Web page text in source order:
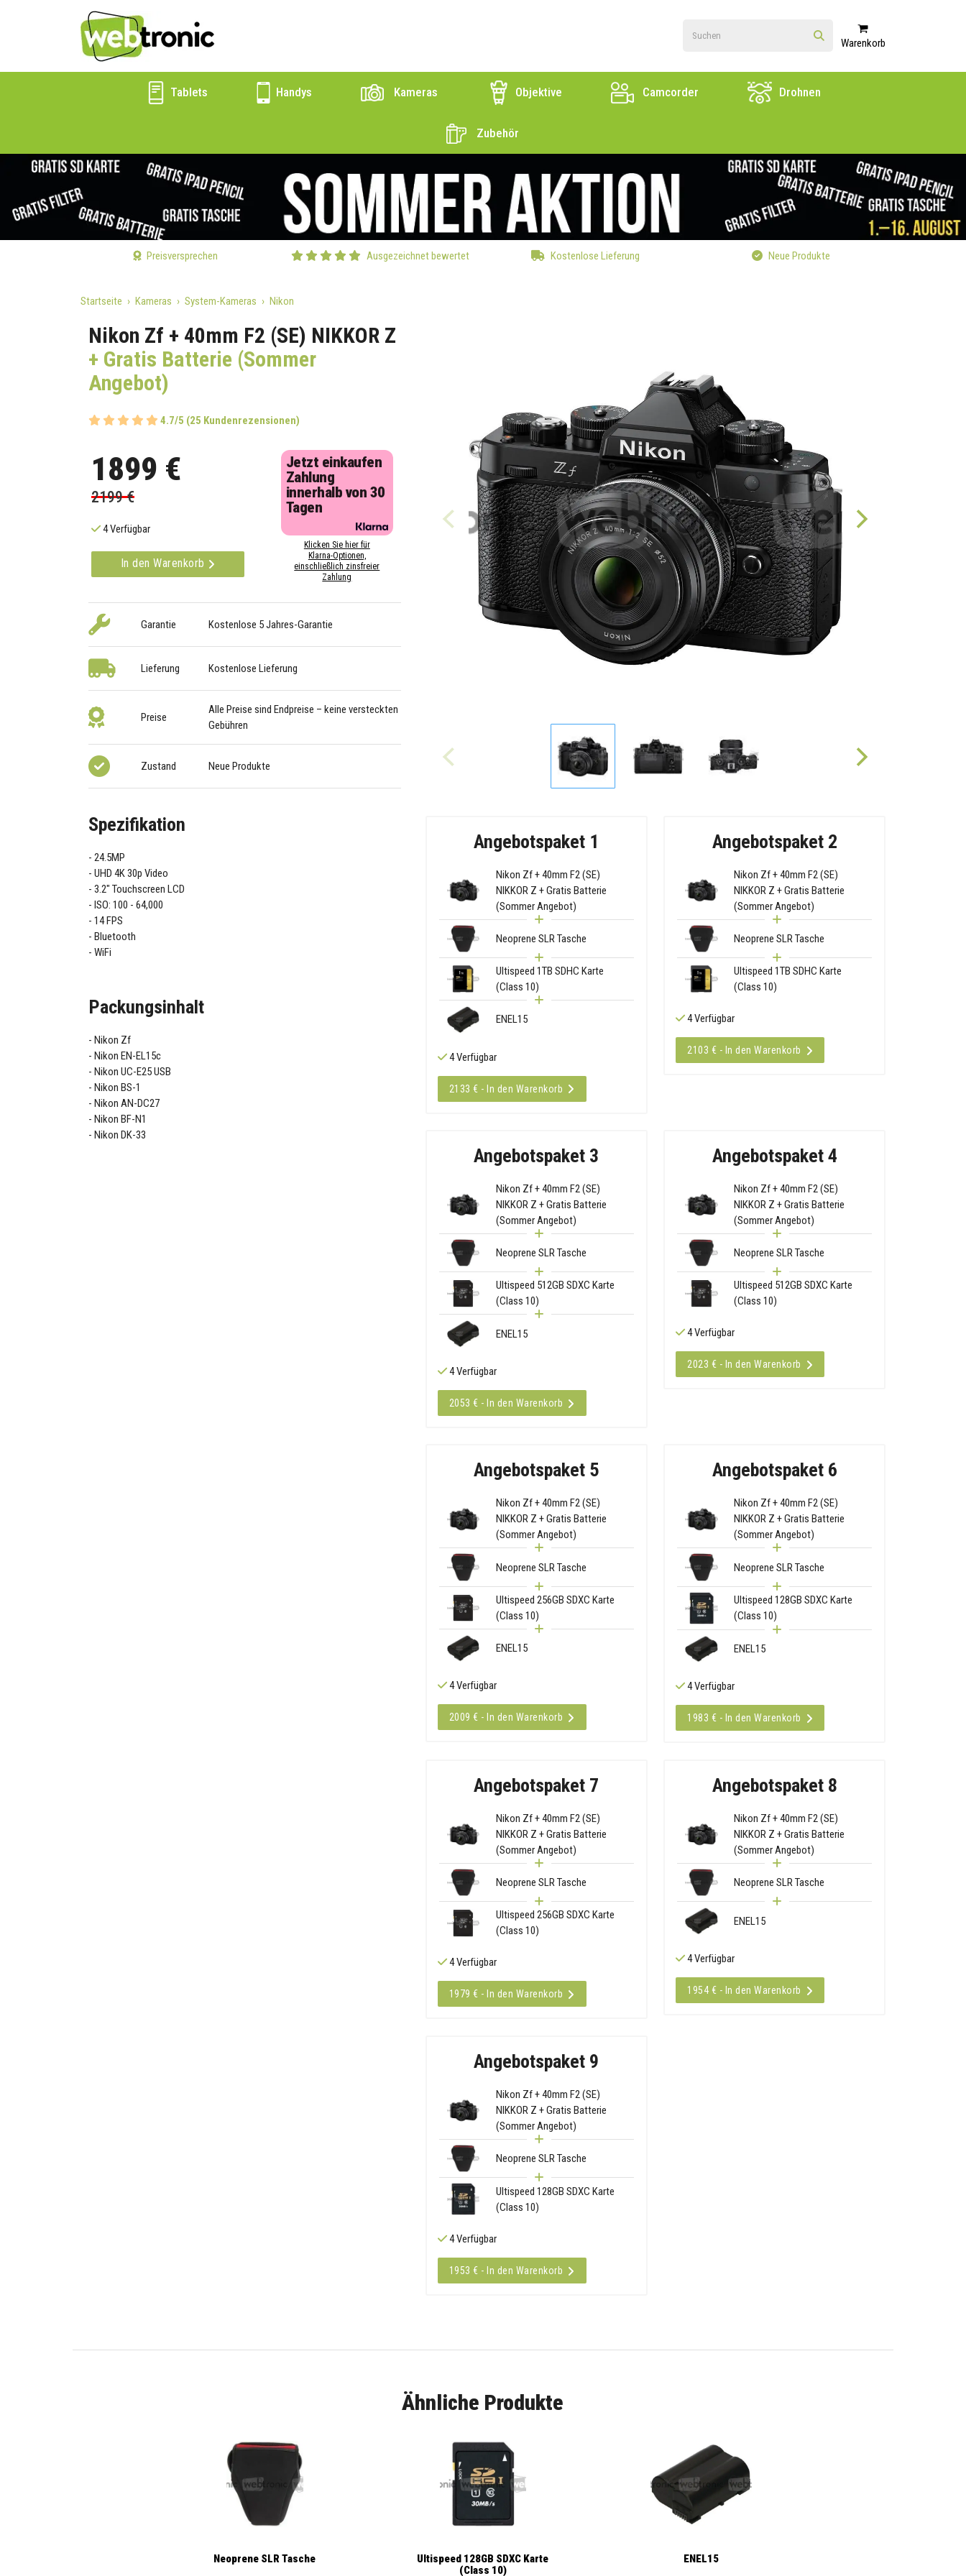
Warenkorb
Tablets Handys Kameras Objektive Camcorder Drohnen
Zubehör
Preisversprechen Ausgezeichnet bewertet Kostenlose Lieferung Neue Produkte
Startseite Kameras System-Kameras Nikon
Nikon Zf + 40mm F2 (SE) NIKKOR Z
+ Gratis Batterie (Sommer
Angebot)
4.7/5 (25 Kundenrezensionen)
1899 €
2199 €
4 Verfügbar
In den Warenkorb
Jetzt einkaufen
Zahlung
innerhalb von 30
Tagen
Klicken Sie hier für
Klarna-Optionen,
einschließlich zinsfreier
Zahlung
Garantie Kostenlose 5 Jahres-Garantie
Lieferung Kostenlose Lieferung
Preise
Alle Preise sind Endpreise – keine versteckten
Gebühren
Zustand Neue Produkte
Angebotspaket 1
Nikon Zf + 40mm F2 (SE)
NIKKOR Z + Gratis Batterie
(Sommer Angebot)
Neoprene SLR Tasche
Ultispeed 1TB SDHC Karte
(Class 10)
ENEL15
4 Verfügbar
2133 € - In den Warenkorb
Angebotspaket 2
Nikon Zf + 40mm F2 (SE)
NIKKOR Z + Gratis Batterie
(Sommer Angebot)
Neoprene SLR Tasche
Ultispeed 1TB SDHC Karte
(Class 10)
4 Verfügbar
2103 € - In den Warenkorb
Angebotspaket 3
Nikon Zf + 40mm F2 (SE)
NIKKOR Z + Gratis Batterie
(Sommer Angebot)
Neoprene SLR Tasche
Ultispeed 512GB SDXC Karte
(Class 10)
ENEL15
4 Verfügbar
2053 € - In den Warenkorb
Angebotspaket 4
Nikon Zf + 40mm F2 (SE)
NIKKOR Z + Gratis Batterie
(Sommer Angebot)
Neoprene SLR Tasche
Ultispeed 512GB SDXC Karte
(Class 10)
4 Verfügbar
2023 € - In den Warenkorb
Angebotspaket 5
Nikon Zf + 40mm F2 (SE)
NIKKOR Z + Gratis Batterie
(Sommer Angebot)
Neoprene SLR Tasche
Ultispeed 256GB SDXC Karte
(Class 10)
ENEL15
4 Verfügbar
2009 € - In den Warenkorb
Angebotspaket 6
Nikon Zf + 40mm F2 (SE)
NIKKOR Z + Gratis Batterie
(Sommer Angebot)
Neoprene SLR Tasche
Ultispeed 128GB SDXC Karte
(Class 10)
ENEL15
4 Verfügbar
1983 € - In den Warenkorb
Angebotspaket 7
Nikon Zf + 40mm F2 (SE)
NIKKOR Z + Gratis Batterie
(Sommer Angebot)
Neoprene SLR Tasche
Ultispeed 256GB SDXC Karte
(Class 10)
4 Verfügbar
1979 € - In den Warenkorb
Angebotspaket 8
Nikon Zf + 40mm F2 (SE)
NIKKOR Z + Gratis Batterie
(Sommer Angebot)
Neoprene SLR Tasche
ENEL15
4 Verfügbar
1954 € - In den Warenkorb
Angebotspaket 9
Nikon Zf + 40mm F2 (SE)
NIKKOR Z + Gratis Batterie
(Sommer Angebot)
Neoprene SLR Tasche
Ultispeed 128GB SDXC Karte
(Class 10)
4 Verfügbar
1953 € - In den Warenkorb
Spezifikation
24.5MP
UHD 4K 30p Video
3.2" Touchscreen LCD
ISO: 100 - 64,000
14 FPS
Bluetooth
WiFi
Packungsinhalt
Nikon Zf
Nikon EN-EL15c
Nikon UC-E25 USB
Nikon BS-1
Nikon AN-DC27
Nikon BF-N1
Nikon DK-33
Ähnliche Produkte
Neoprene SLR Tasche
Ultispeed 128GB SDXC Karte
(Class 10)
ENEL15